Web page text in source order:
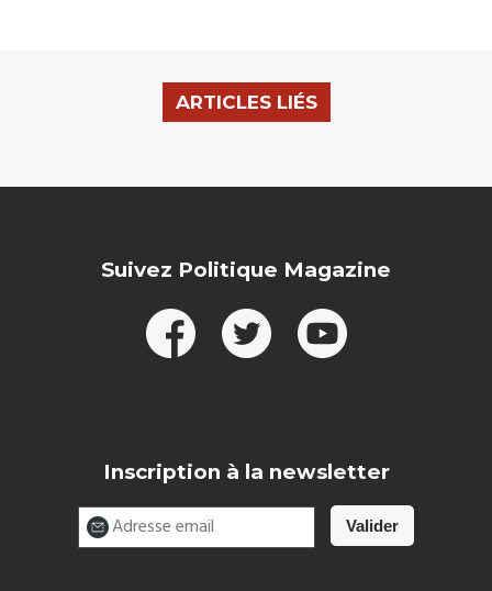
ARTICLES LIÉS
Suivez Politique Magazine
Inscription à la newsletter